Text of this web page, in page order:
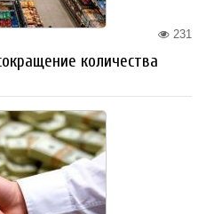
231
количества